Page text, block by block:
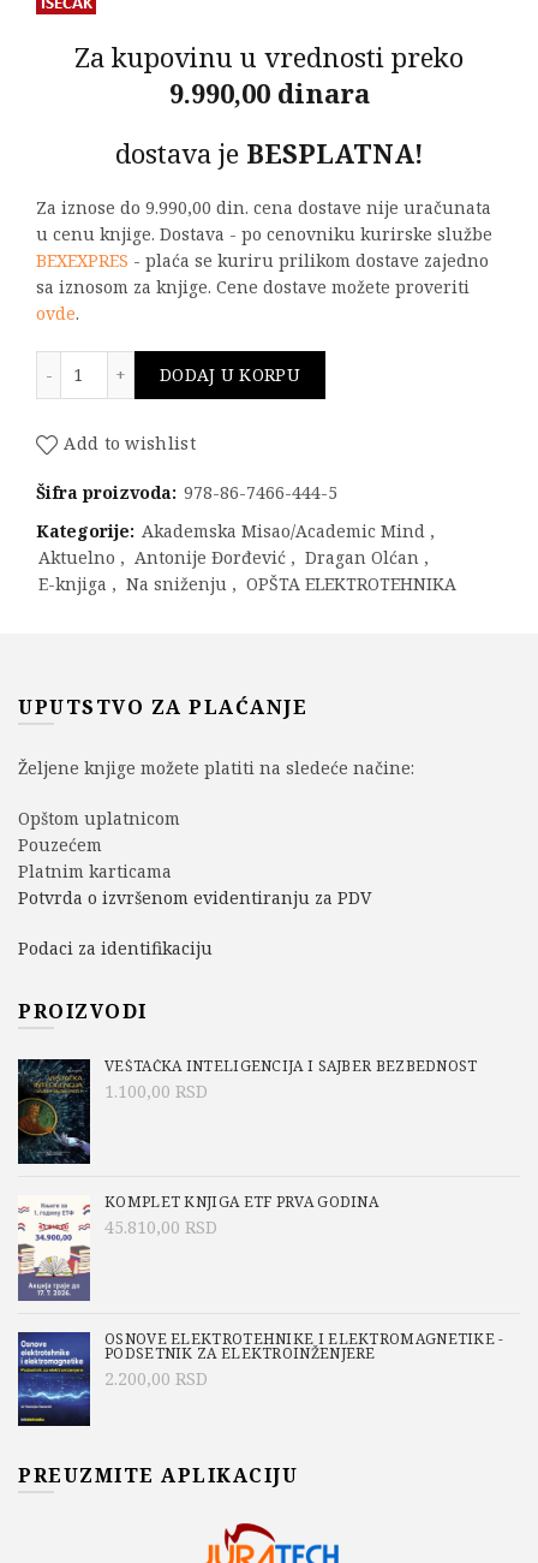
Za kupovinu u vrednosti preko
9.990,00 dinara
dostava je BESPLATNA!
Za iznose do 9.990,00 din. cena dostave nije uračunata
u cenu knjige. Dostava - po cenovniku kurirske službe
BEXEXPRES - plaća se kuriru prilikom dostave zajedno
sa iznosom za knjige. Cene dostave možete proveriti
ovde.
DODAJ U KORPU
Add to wishlist
Šifra proizvoda: 978-86-7466-444-5
Kategorije: Akademska Misao/Academic Mind ,
Aktuelno , Antonije Đorđević , Dragan Olćan ,
E-knjiga , Na sniženju , OPŠTA ELEKTROTEHNIKA
UPUTSTVO ZA PLAĆANJE
Željene knjige možete platiti na sledeće načine:
Opštom uplatnicom
Pouzećem
Platnim karticama
Potvrda o izvršenom evidentiranju za PDV
Podaci za identifikaciju
PROIZVODI
VEŠTAČKA INTELIGENCIJA I SAJBER BEZBEDNOST
1.100,00 RSD
KOMPLET KNJIGA ETF PRVA GODINA
45.810,00 RSD
OSNOVE ELEKTROTEHNIKE I ELEKTROMAGNETIKE -
PODSETNIK ZA ELEKTROINŽENJERE
2.200,00 RSD
PREUZMITE APLIKACIJU